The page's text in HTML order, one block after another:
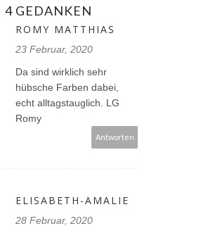
4 GEDANKEN
ROMY MATTHIAS
23 Februar, 2020
Da sind wirklich sehr
hübsche Farben dabei,
echt alltagstauglich. LG
Romy
Antworten
ELISABETH-AMALIE
28 Februar, 2020